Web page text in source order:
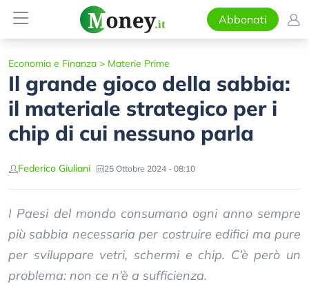
Abbonati
Economia e Finanza > Materie Prime
Il grande gioco della sabbia:
il materiale strategico per i
chip di cui nessuno parla
Federico Giuliani 25 Ottobre 2024 - 08:10
I Paesi del mondo consumano ogni anno sempre
più sabbia necessaria per costruire edifici ma pure
per sviluppare vetri, schermi e chip. C’è però un
problema: non ce n’è a sufficienza.